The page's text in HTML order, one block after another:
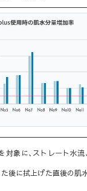
対象に､ストレート水流
後に拭上げた直後の肌